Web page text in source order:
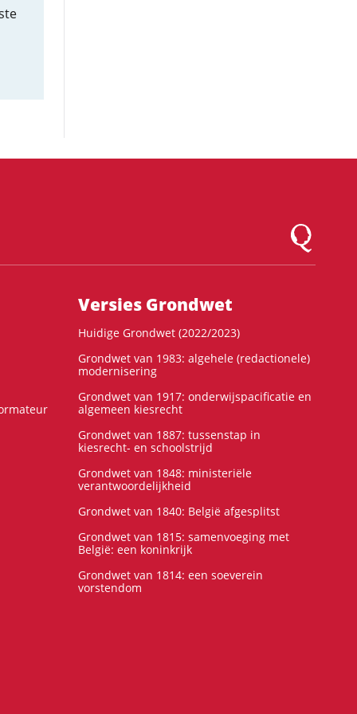
Logo
Versies Grondwet
Huidige Grondwet (2022/2023)
Grondwet van 1983: algehele (redactionele)
modernisering
Grondwet van 1917: onderwijspacificatie en
algemeen kiesrecht
Grondwet van 1887: tussenstap in
kiesrecht- en schoolstrijd
Grondwet van 1848: ministeriële
verantwoordelijkheid
Grondwet van 1840: België afgesplitst
Grondwet van 1815: samenvoeging met
België: een koninkrijk
Grondwet van 1814: een soeverein
vorstendom